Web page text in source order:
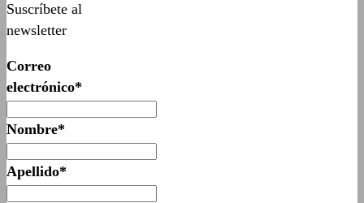
Suscríbete al
newsletter
Correo
electrónico*
Nombre*
Apellido*